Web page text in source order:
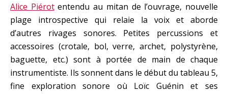
Alice Piérotentendu au mitan de l’ouvrage, nouvelle
plage introspective qui relaie la voix et aborde
d’autres rivages sonores. Petites percussions et
accessoires (crotale, bol, verre, archet, polystyrène,
baguette, etc.) sont à portée de main de chaque
instrumentiste. Ils sonnent dans le début du tableau 5,
fine exploration sonore où Loïc Guénin et ses